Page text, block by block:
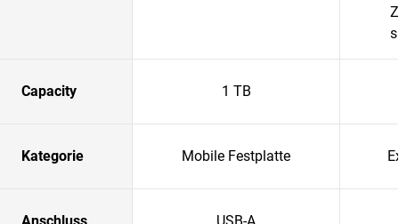
Capacity 1 TB
Kategorie Mobile Festplatte